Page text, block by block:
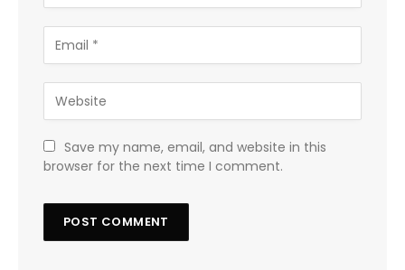
Save my name, email, and website in this
browser for the next time I comment.